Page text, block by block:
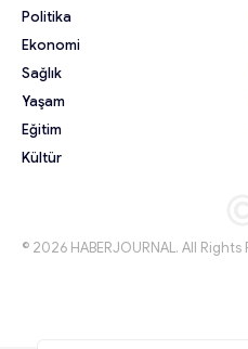
Politika
Ekonomi
Sağlık
Yaşam
Eğitim
Kültür
© 2026 HABERJOURNAL. All